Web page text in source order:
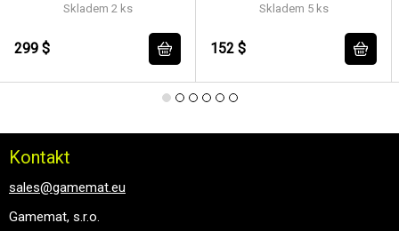
Skladem 2 ks
299 $
Skladem 5 ks
152 $
Kontakt
sales@gamemat.eu
Gamemat, s.r.o.